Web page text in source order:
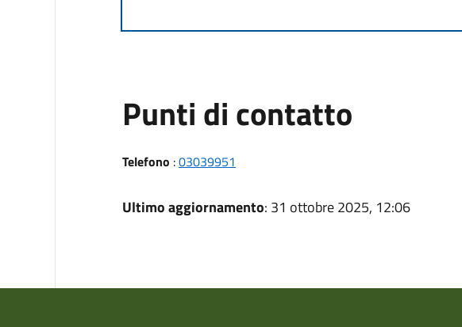
Punti di contatto
Telefono :03039951
Ultimo aggiornamento: 31 ottobre 2025, 12:06